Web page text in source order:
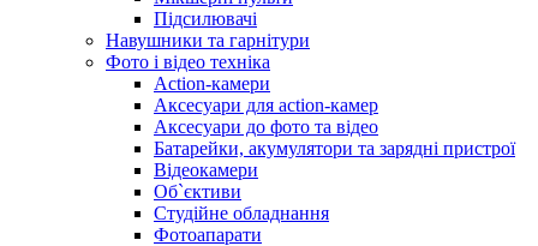
Підсилювачі
Навушники та гарнітури
Фото і відео техніка
Action-камери
Аксесуари для action-камер
Аксесуари до фото та відео
Батарейки, акумулятори та зарядні пристрої
Відеокамери
Об`єктиви
Студійне обладнання
Фотоапарати